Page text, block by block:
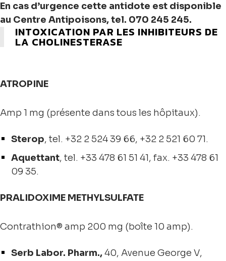
En cas d’urgence cette antidote est disponible
au Centre Antipoisons, tel. 070 245 245.
INTOXICATION PAR LES INHIBITEURS DE
LA CHOLINESTERASE
ATROPINE
Amp 1 mg (présente dans tous les hôpitaux).
Sterop, tel. +32 2 524 39 66, +32 2 521 60 71.
Aquettant, tel. +33 478 61 51 41, fax. +33 478 61
09 35.
PRALIDOXIME METHYLSULFATE
Contrathion® amp 200 mg (boîte 10 amp).
Serb Labor. Pharm.,40, Avenue George V,